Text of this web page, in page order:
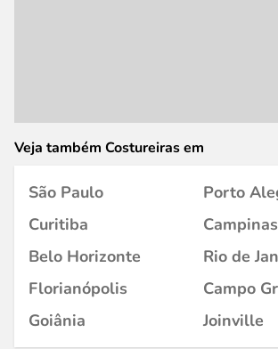
Veja também Costureiras em
São Paulo
Porto
Curitiba
Campinas
Belo Horizonte
Rio de
Florianópolis
Campo
Goiânia
Joinville